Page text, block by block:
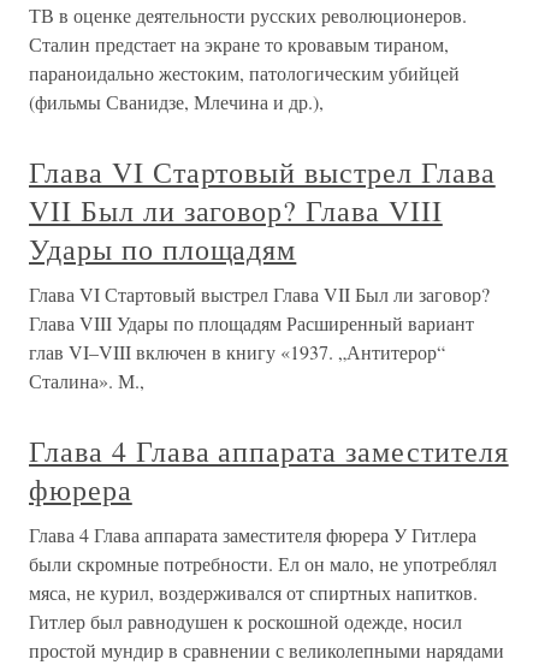
ТВ в оценке деятельности русских революционеров.
Сталин предстает на экране то кровавым тираном,
параноидально жестоким, патологическим убийцей
(фильмы Сванидзе, Млечина и др.),
Глава VI Стартовый выстрел Глава
VII Был ли заговор? Глава VIII
Удары по площадям
Глава VI Стартовый выстрел Глава VII Был ли заговор?
Глава VIII Удары по площадям Расширенный вариант
глав VI–VIII включен в книгу «1937. „Антитерор“
Сталина». М.,
Глава 4 Глава аппарата заместителя
фюрера
Глава 4 Глава аппарата заместителя фюрера У Гитлера
были скромные потребности. Ел он мало, не употреблял
мяса, не курил, воздерживался от спиртных напитков.
Гитлер был равнодушен к роскошной одежде, носил
простой мундир в сравнении с великолепными нарядами